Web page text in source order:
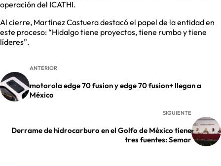
operación del ICATHI.
Al cierre, Martínez Castuera destacó el papel de la entidad en
este proceso: “Hidalgo tiene proyectos, tiene rumbo y tiene
líderes”.
ANTERIOR
motorola edge 70 fusion y edge 70 fusion+ llegan a
México
SIGUIENTE
Derrame de hidrocarburo en el Golfo de México tiene
tres fuentes: Semar